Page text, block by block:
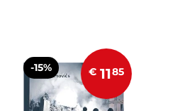
-15% € 1185